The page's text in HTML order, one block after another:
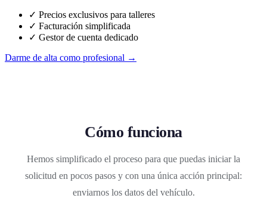
✓ Precios exclusivos para talleres
✓ Facturación simplificada
✓ Gestor de cuenta dedicado
Darme de alta como profesional →
Cómo funciona
Hemos simplificado el proceso para que puedas iniciar la
solicitud en pocos pasos y con una única acción principal:
enviarnos los datos del vehículo.